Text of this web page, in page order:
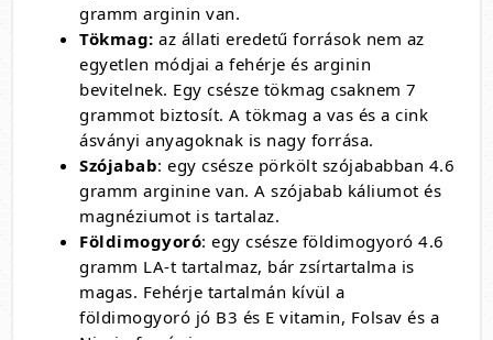
gramm arginin van.
Tökmag: az állati eredetű források nem az
egyetlen módjai a fehérje és arginin
bevitelnek. Egy csésze tökmag csaknem 7
grammot biztosít. A tökmag a vas és a cink
ásványi anyagoknak is nagy forrása.
Szójabab: egy csésze pörkölt szójababban 4.6
gramm arginine van. A szójabab káliumot és
magnéziumot is tartalaz.
Földimogyoró: egy csésze földimogyoró 4.6
gramm LA-t tartalmaz, bár zsírtartalma is
magas. Fehérje tartalmán kívül a
földimogyoró jó B3 és E vitamin, Folsav és a